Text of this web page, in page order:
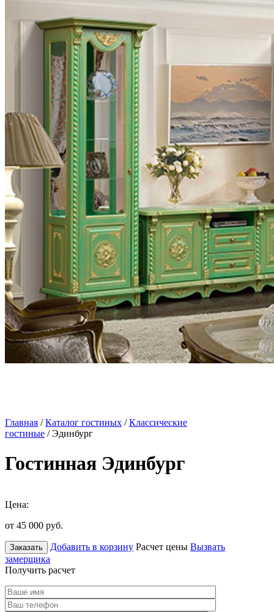
Главная /Каталог гостиных /Классические
гостиные / Эдинбург
Гостинная Эдинбург
Цена:
от 45 000 руб.
Заказать Добавить в корзину Расчет цены Вызвать
замерщика
Получить расчет